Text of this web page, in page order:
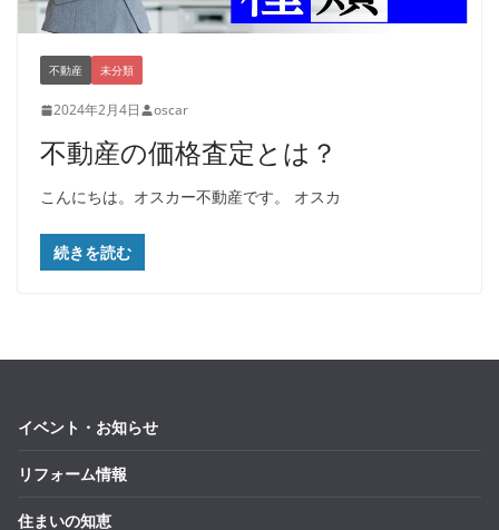
不動産 未分類
2024年2月4日 oscar
不動産の価格査定とは？
こんにちは。オスカー不動産です。 オスカ
続きを読む
イベント・お知らせ
リフォーム情報
住まいの知恵